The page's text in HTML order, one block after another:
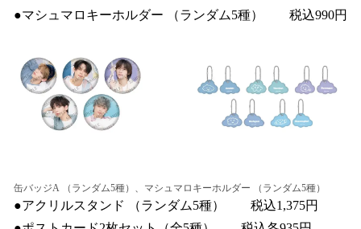
●マシュマロキーホルダー （ランダム5種） 税込990円
缶バッジA （ランダム5種）、マシュマロキーホルダー （ランダム5種）
●アクリルスタンド （ランダム5種） 税込1,375円